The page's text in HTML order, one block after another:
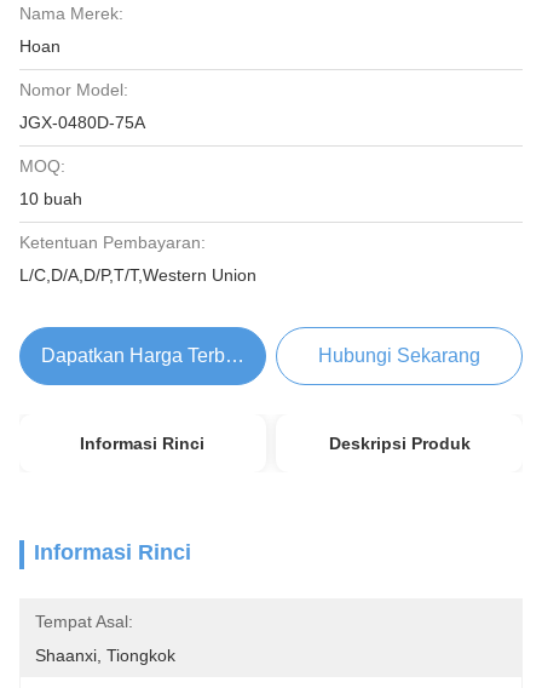
Nama Merek:
Hoan
Nomor Model:
JGX-0480D-75A
MOQ:
10 buah
Ketentuan Pembayaran:
L/C,D/A,D/P,T/T,Western Union
Dapatkan Harga Terbaik Hubungi Sekarang
Informasi Rinci Deskripsi Produk
Informasi Rinci
Tempat Asal:
Shaanxi, Tiongkok